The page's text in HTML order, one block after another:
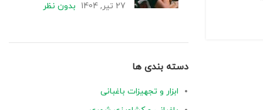
27 تیر, 1404
بدون نظر
دسته بندی ها
ابزار و تجهیزات باغبانی